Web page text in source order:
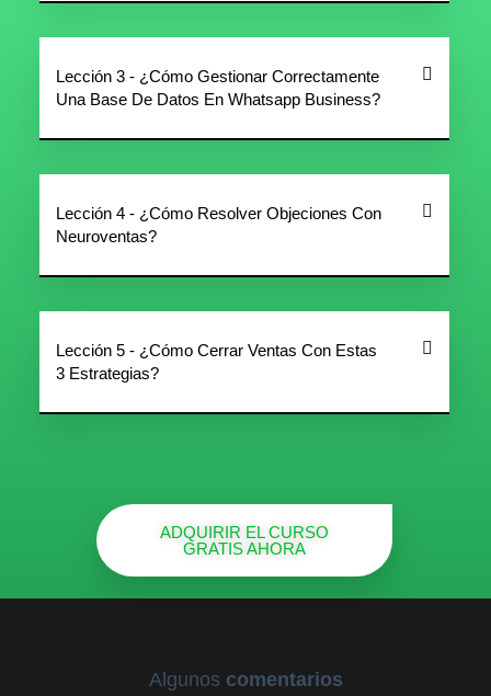
Lección 3 - ¿Cómo Gestionar Correctamente
Una Base De Datos En Whatsapp Business?
Lección 4 - ¿Cómo Resolver Objeciones Con
Neuroventas?
Lección 5 - ¿Cómo Cerrar Ventas Con Estas
3 Estrategias?
ADQUIRIR EL CURSO
GRATIS AHORA
Algunos comentarios